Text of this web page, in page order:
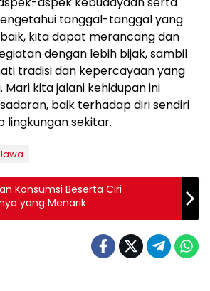
tanggal-tanggal yang
kita dapat merancang dan
dengan lebih bijak, sambil
tradisi dan kepercayaan yang
Mari kita jalani kehidupan ini
baik terhadap diri sendiri
lingkungan sekitar.
Konsumsi Beserta Ciri
yang Menarik